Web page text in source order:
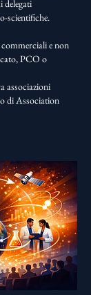
delegati
scientifiche.
e non
PCO o
associazioni
di Association